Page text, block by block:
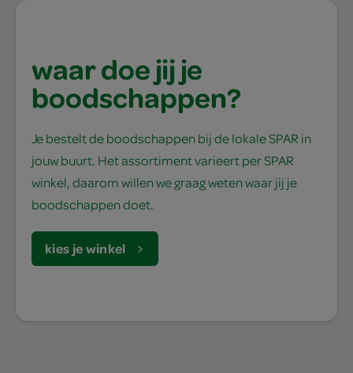
waar doe jij je
boodschappen?
Je bestelt de boodschappen bij de lokale SPAR in
jouw buurt. Het assortiment varieert per SPAR
winkel, daarom willen we graag weten waar jij je
boodschappen doet.
kies je winkel